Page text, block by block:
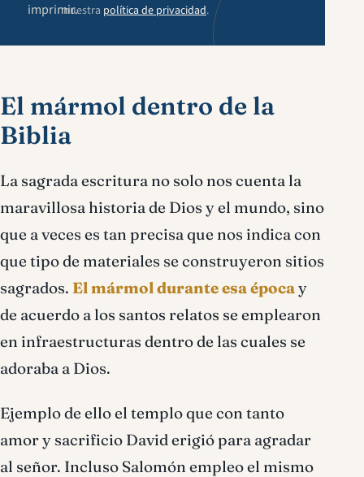
imprimir.nuestra política de privacidad.
El mármol dentro de la
Biblia
La sagrada escritura no solo nos cuenta la
maravillosa historia de Dios y el mundo, sino
que a veces es tan precisa que nos indica con
que tipo de materiales se construyeron sitios
sagrados. El mármol durante esa épocay
de acuerdo a los santos relatos se emplearon
en infraestructuras dentro de las cuales se
adoraba a Dios.
Ejemplo de ello el templo que con tanto
amor y sacrificio David erigió para agradar
al señor. Incluso Salomón empleo el mismo